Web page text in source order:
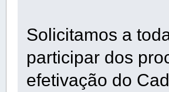
Solicitamos a
participar dos
efetivação do